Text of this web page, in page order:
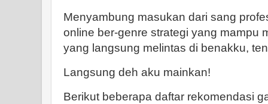
Menyambung masukan dari sang
online ber-genre strategi yang mampu
yang langsung melintas di benakku,
Langsung deh aku mainkan!
Berikut beberapa daftar rekomendasi